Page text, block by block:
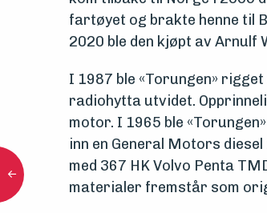
fartøyet og brakte henne til
2020 ble den kjøpt av Arnulf
I 1987 ble «Torungen»
radiohytta utvidet.
motor. I 1965 ble
inn en General Motors
med 367 HK Volvo Penta
materialer fremstår som